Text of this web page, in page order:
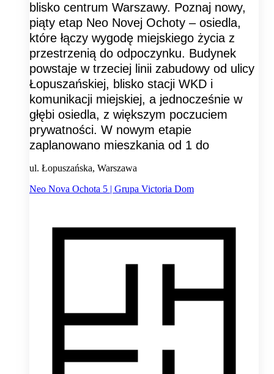
blisko centrum Warszawy. Poznaj nowy,
piąty etap Neo Novej Ochoty – osiedla,
które łączy wygodę miejskiego życia z
przestrzenią do odpoczynku. Budynek
powstaje w trzeciej linii zabudowy od ulicy
Łopuszańskiej, blisko stacji WKD i
komunikacji miejskiej, a jednocześnie w
głębi osiedla, z większym poczuciem
prywatności. W nowym etapie
zaplanowano mieszkania od 1 do
ul. Łopuszańska, Warszawa
Neo Nova Ochota 5 | Grupa Victoria Dom